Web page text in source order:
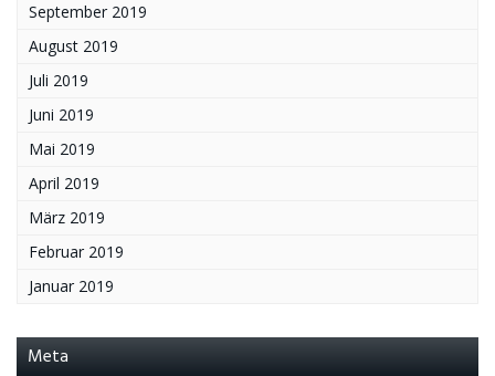
September 2019
August 2019
Juli 2019
Juni 2019
Mai 2019
April 2019
März 2019
Februar 2019
Januar 2019
Meta